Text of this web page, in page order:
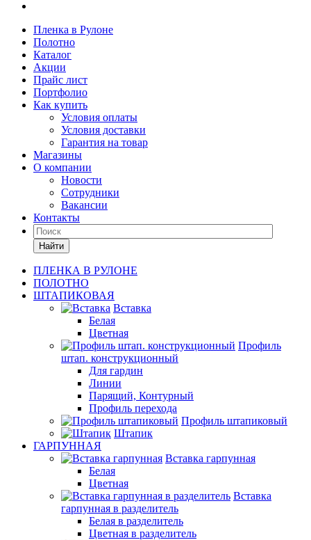
Пленка в Рулоне
Полотно
Каталог
Акции
Прайс лист
Портфолио
Как купить
Условия оплаты
Условия доставки
Гарантия на товар
Магазины
О компании
Новости
Сотрудники
Вакансии
Контакты
Найти
ПЛЕНКА В РУЛОНЕ
ПОЛОТНО
ШТАПИКОВАЯ
Вставка
Белая
Цветная
Профиль
штап. конструкционный
Для гардин
Линии
Парящий, Контурный
Профиль перехода
Профиль штапиковый
Штапик
ГАРПУННАЯ
Вставка гарпунная
Белая
Цветная
Вставка
гарпунная в разделитель
Белая в разделитель
Цветная в разделитель